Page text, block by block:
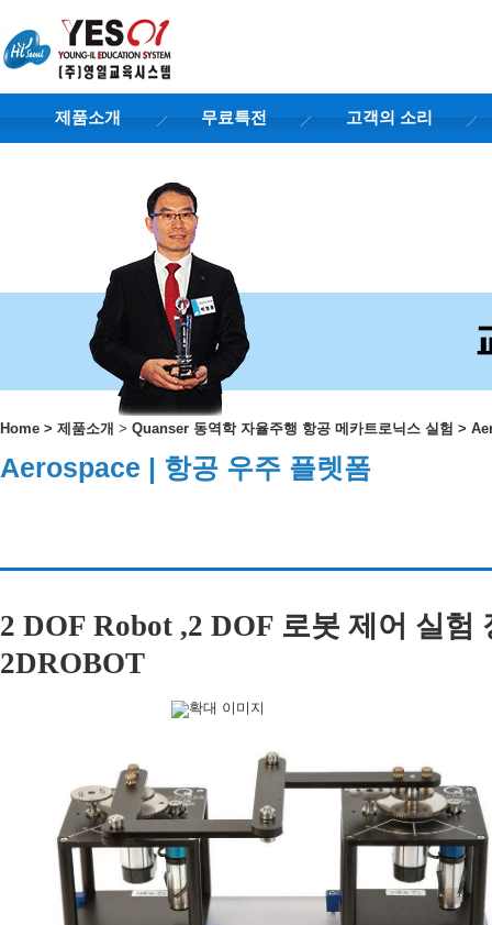
제품소개 무료특전 고객의 소리
Home > 제품소개 > Quanser 동역학 자율주행 항공 메카트로닉스 실험 >
Aerospace | 항공 우주 플렛폼
2 DOF Robot ,2 DOF 로봇 제어 실험
2DROBOT